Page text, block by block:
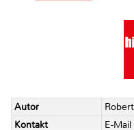
Autor
Kontakt
E-Mail